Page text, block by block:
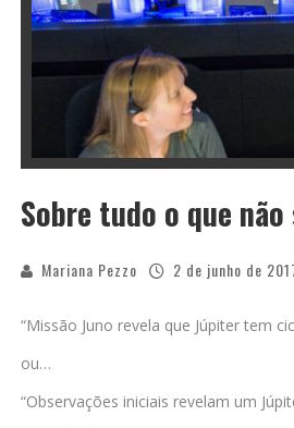
Sobre tudo o que
Mariana Pezzo 2 de junho de
“Missão Juno revela que Júpiter tem
ou…
“Observações iniciais revelam um